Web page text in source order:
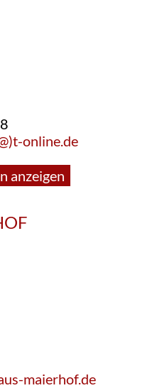
online.de
anzeigen
maierhof.de